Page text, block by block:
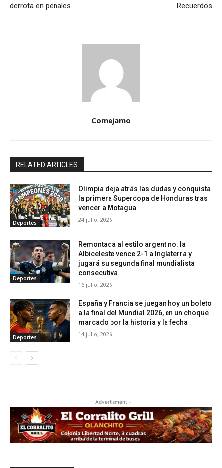
derrota en penales
Recuerdos
Comejamo
RELATED ARTICLES
Deportes
Olimpia deja atrás las dudas y conquista
la primera Supercopa de Honduras tras
vencer a Motagua
24 julio, 2026
Deportes
Remontada al estilo argentino: la
Albiceleste vence 2-1 a Inglaterra y
jugará su segunda final mundialista
consecutiva
16 julio, 2026
Deportes
España y Francia se juegan hoy un boleto
a la final del Mundial 2026, en un choque
marcado por la historia y la fecha
14 julio, 2026
- Advertisment -